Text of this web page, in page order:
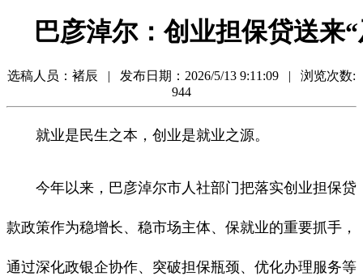
巴彦淖尔：创业担保贷送来
选稿人员：褚辰 | 发布日期： 2026/5/13 9:11:09 | 浏览次数:
944
就业是民生之本，创业是就业之源。
今年以来，巴彦淖尔市人社部门把落实创业担保贷
款政策作为稳增长、稳市场主体、保就业的重要抓手，
通过深化政银企协作、突破担保瓶颈、优化办理服务等